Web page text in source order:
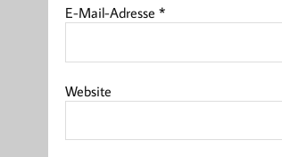
E-Mail-Adresse *
Website